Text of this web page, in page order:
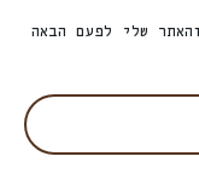
שלי לפעם הבאה